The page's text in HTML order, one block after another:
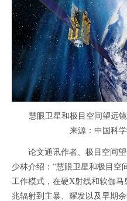
慧眼卫星和极目空间望远镜
来源：中国科
论文通讯作者、极目空间望
少林介绍：“慧眼卫星和极目空
工作模式，在硬X射线和软伽
兆辐射到主暴、耀发以及早期